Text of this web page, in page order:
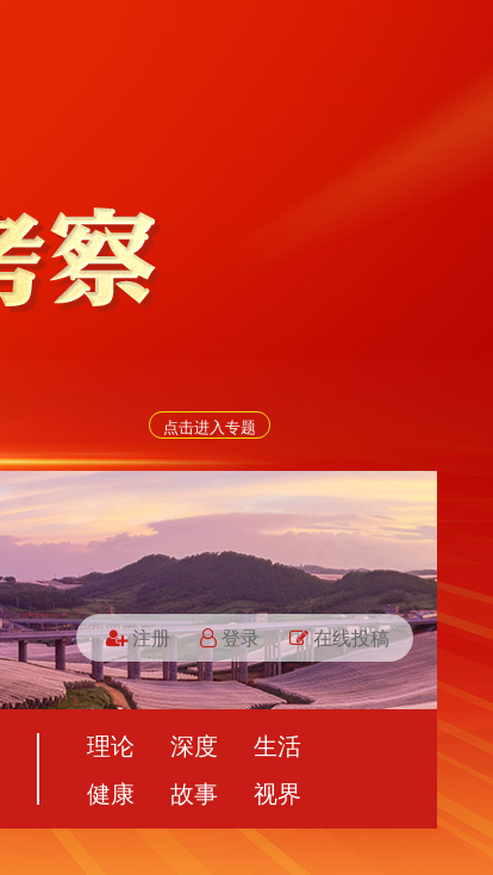
点击进入专题
注册 登录 在线投稿
理论 深度
生活
健康
故事 视界